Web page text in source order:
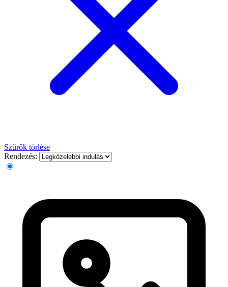
Szűrők törlése
Rendezés: